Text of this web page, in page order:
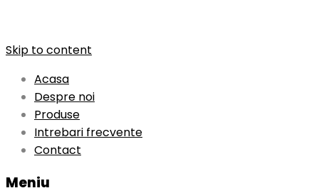
Skip to content
Acasa
Despre noi
Produse
Intrebari frecvente
Contact
Meniu